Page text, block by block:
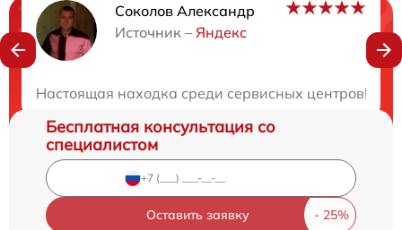
Соколов Александр
Источник – Яндекс
Настоящая находка среди сервисных центров!
Нужна консультация?
Бесплатная консультация со
специалистом
Оставить заявку